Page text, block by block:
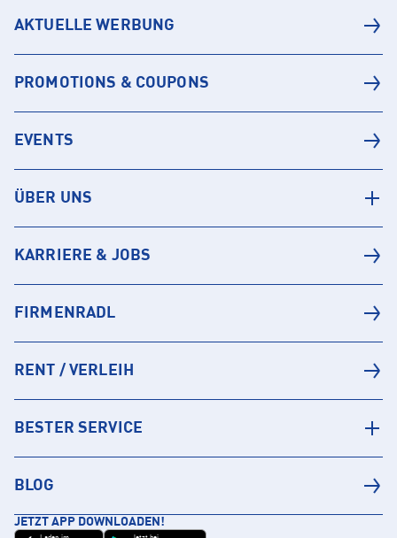
AKTUELLE WERBUNG
PROMOTIONS & COUPONS
EVENTS
ÜBER UNS
KARRIERE & JOBS
FIRMENRADL
RENT / VERLEIH
BESTER SERVICE
BLOG
JETZT APP DOWNLOADEN!